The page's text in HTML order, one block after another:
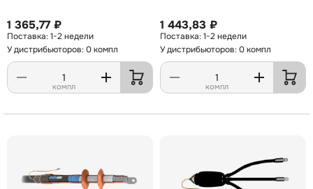
1 365,77 ₽
1-2 недели
У дистрибьюторов: 0 компл
компл
1 443,83 ₽
1-2 недели
У дистрибьюторов: 0 компл
компл